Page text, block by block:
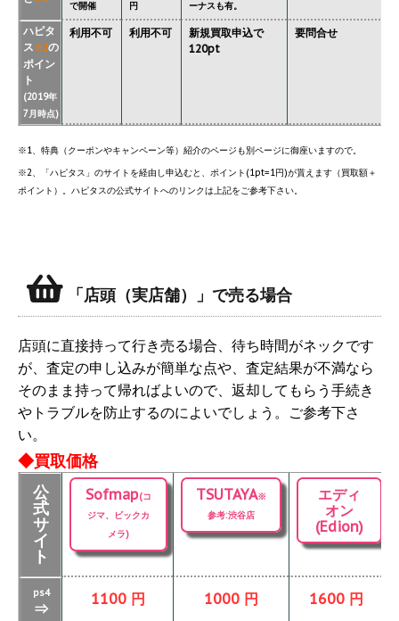
で開催 円 ーナスも有。
ハピタ
ス※2の
ポイン
ト
(2019年
7月時点)
利用不可 利用不可
新規買取申込で
120pt
要問合せ
※1、特典（クーポンやキャンペーン等）紹介のページも別ページに御座いますので。
※2、「ハピタス」のサイトを経由し申込むと、ポイント(1pt=1円)が貰えます（買取額＋
ポイント）。ハピタスの公式サイトへのリンクは上記をご参考下さい。
「店頭（実店舗）」で売る場合
店頭に直接持って行き売る場合、待ち時間がネックです
が、査定の申し込みが簡単な点や、査定結果が不満なら
そのまま持って帰ればよいので、返却してもらう手続き
やトラブルを防止するのによいでしょう。ご参考下さ
い。
◆買取価格
公
式
サ
イ
ト
Sofmap(コ
ジマ、ビックカ
メラ)
TSUTAYA※
参考:渋谷店
エディ
オン
(Edion)
ps4
⇒ 1100 円 1000 円 1600 円